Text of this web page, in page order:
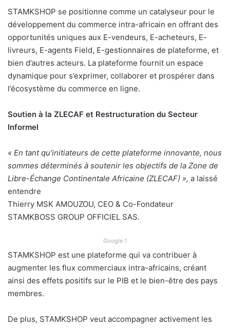
STAMKSHOP se positionne comme un catalyseur pour le
développement du commerce intra-africain en offrant des
opportunités uniques aux E-vendeurs, E-acheteurs, E-
livreurs, E-agents Field, E-gestionnaires de plateforme, et
bien d’autres acteurs. La plateforme fournit un espace
dynamique pour s’exprimer, collaborer et prospérer dans
l’écosystème du commerce en ligne.
Soutien à la ZLECAF et Restructuration du Secteur
Informel
« En tant qu’initiateurs de cette plateforme innovante, nous
sommes déterminés à soutenir les objectifs de la Zone de
Libre-Échange Continentale Africaine (ZLECAF) », a laissé
entendre
Thierry MSK AMOUZOU, CEO & Co-Fondateur
STAMKBOSS GROUP OFFICIEL SAS.
Google 1
STAMKSHOP est une plateforme qui va contribuer à
augmenter les flux commerciaux intra-africains, créant
ainsi des effets positifs sur le PIB et le bien-être des pays
membres.
De plus, STAMKSHOP veut accompagner activement les